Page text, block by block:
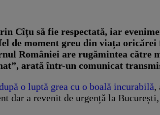
Cîțu să fie respectată, iar
de moment greu din viața
României are rugămintea către
arată într-un comunicat
o luptă grea cu o boală incurabilă,
dar a revenit de urgență la